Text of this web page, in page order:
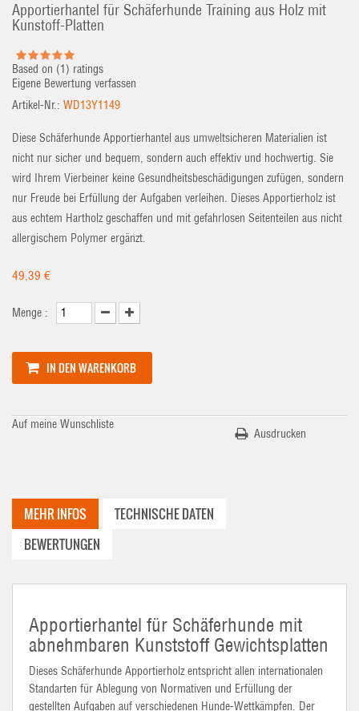
Apportierhantel für Schäferhunde Training aus Holz mit
Kunstoff-Platten
Based on (1) ratings
Eigene Bewertung verfassen
Artikel-Nr.: WD13Y1149
Diese Schäferhunde Apportierhantel aus umweltsicheren Materialien ist
nicht nur sicher und bequem, sondern auch effektiv und hochwertig. Sie
wird Ihrem Vierbeiner keine Gesundheitsbeschädigungen zufügen, sondern
nur Freude bei Erfüllung der Aufgaben verleihen. Dieses Apportierholz ist
aus echtem Hartholz geschaffen und mit gefahrlosen Seitenteilen aus nicht
allergischem Polymer ergänzt.
49,39 €
Menge :
IN DEN WARENKORB
Auf meine Wunschliste
Ausdrucken
MEHR INFOS
TECHNISCHE DATEN
BEWERTUNGEN
Apportierhantel für Schäferhunde mit
abnehmbaren Kunststoff Gewichtsplatten
Dieses Schäferhunde Apportierholz entspricht allen internationalen
Standarten für Ablegung von Normativen und Erfüllung der
gestellten Aufgaben auf verschiedenen Hunde-Wettkämpfen. Der